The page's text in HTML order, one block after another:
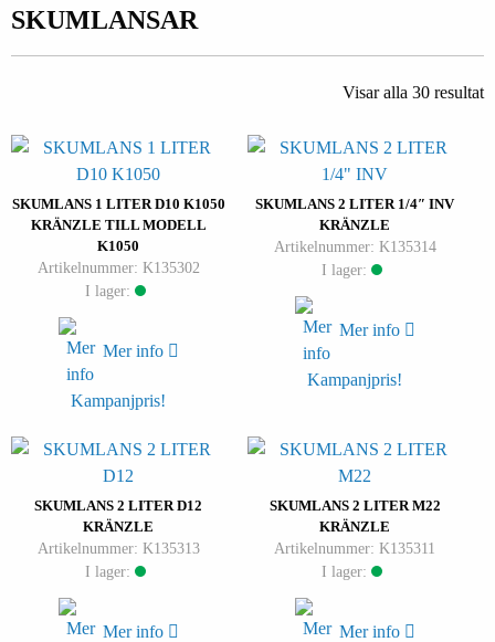
SKUMLANSAR
Visar alla 30 resultat
SKUMLANS 1 LITER D10 K1050
KRÄNZLE TILL MODELL
K1050
Artikelnummer: K135302
I lager:
Mer info
Kampanjpris!
SKUMLANS 2 LITER 1/4″ INV
KRÄNZLE
Artikelnummer: K135314
I lager:
Mer info
Kampanjpris!
SKUMLANS 2 LITER D12
KRÄNZLE
Artikelnummer: K135313
I lager:
Mer info
SKUMLANS 2 LITER M22
KRÄNZLE
Artikelnummer: K135311
I lager:
Mer info